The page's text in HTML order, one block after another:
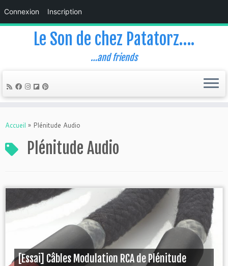
Connexion Inscription
Le Son de chez Patatorz….
…and friends
Accueil » Plénitude Audio
Plénitude Audio
[Essai] Câbles Modulation RCA de Plénitude